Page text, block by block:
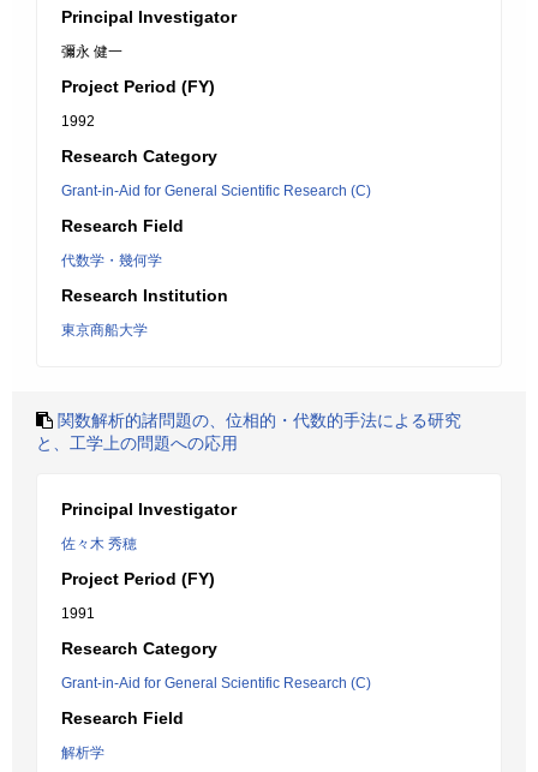
Principal Investigator
彌永 健一
Project Period (FY)
1992
Research Category
Grant-in-Aid for General Scientific Research (C)
Research Field
代数学・幾何学
Research Institution
東京商船大学
関数解析的諸問題の、位相的・代数的手法による研究
と、工学上の問題への応用
Principal Investigator
佐々木 秀穂
Project Period (FY)
1991
Research Category
Grant-in-Aid for General Scientific Research (C)
Research Field
解析学